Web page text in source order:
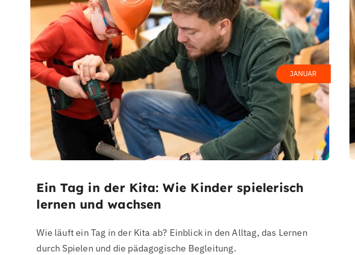
Ein Tag in der Kita: Wie Kinder spielerisch
lernen und wachsen
Wie läuft ein Tag in der Kita ab? Einblick in den Alltag, das Lernen
durch Spielen und die pädagogische Begleitung.
JANUAR